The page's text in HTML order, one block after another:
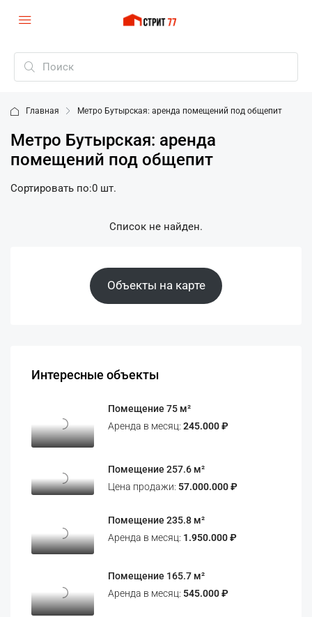
Главная Метро Бутырская: аренда помещений под общепит
Метро Бутырская: аренда
помещений под общепит
0 шт.
Сортировать по:
Список не найден.
Объекты на карте
Интересные объекты
Помещение 75 м²
Аренда в месяц: 245.000 ₽
Помещение 257.6 м²
Цена продажи: 57.000.000 ₽
Помещение 235.8 м²
Аренда в месяц: 1.950.000 ₽
Помещение 165.7 м²
Аренда в месяц: 545.000 ₽